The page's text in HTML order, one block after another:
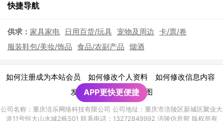
快捷导航
供求： 家具家电 日用百货/玩具 宠物及周边
卡/票/卷
服装鞋包/美妆/饰品 食品/农副产品 烟酒
如何注册成为本站会员 如何修改个人资料 如何修改信息内容
发布广告须知 | 网站地图
公司名称：重庆涪乐网络科技有限公司 公司地址：重庆市涪陵区新城区聚业大
道11号恒大山水城2栋501 联系电话：13272849992 涪陵信息帮 版权所有
APP更快更便捷